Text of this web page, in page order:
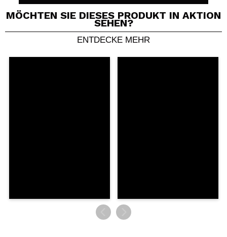
Ein Video oder Foto teilen
Dein Video könnte das erste sein. Stell es dir vor...
MÖCHTEN SIE DIESES PRODUKT IN AKTION
SEHEN?
ENTDECKE MEHR